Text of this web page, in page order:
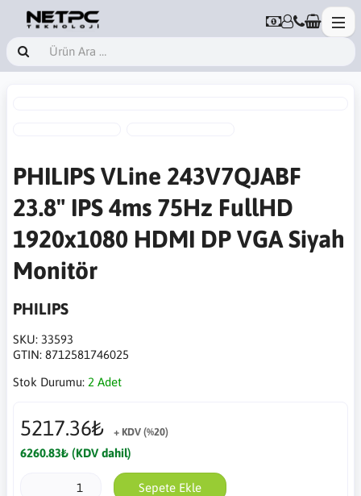
PHILIPS VLine 243V7QJABF
23.8" IPS 4ms 75Hz FullHD
1920x1080 HDMI DP VGA Siyah
Monitör
PHILIPS
SKU: 33593
GTIN: 8712581746025
Stok Durumu: 2 Adet
5217.36₺ + KDV (%20)
6260.83₺ (KDV dahil)
Sepete Ekle